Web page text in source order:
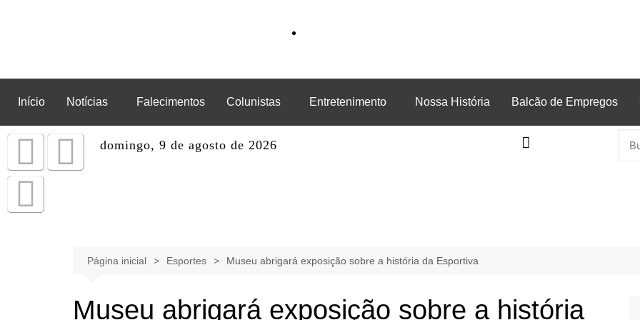
Início Notícias Falecimentos Colunistas Entretenimento Nossa História Balcão de Empregos
domingo, 9 de agosto de 2026
Página inicial Esportes Museu abrigará exposição sobre a história da Esportiva
Museu abrigará exposição sobre a história